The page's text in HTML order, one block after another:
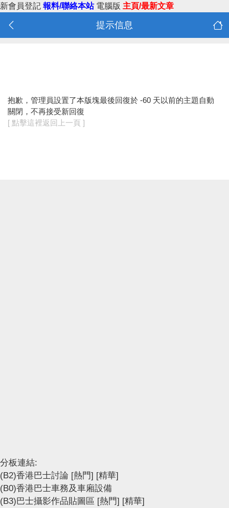
新會員登記 報料/聯絡本站 電腦版 主頁/最新文章
提示信息
抱歉，管理員設置了本版塊最後回復於 -60 天以前的主題自動
關閉，不再接受新回復
[ 點擊這裡返回上一頁 ]
分板連結:
(B2)香港巴士討論 [熱門] [精華]
(B0)香港巴士車務及車廂設備
(B3)巴士攝影作品貼圖區 [熱門] [精華]